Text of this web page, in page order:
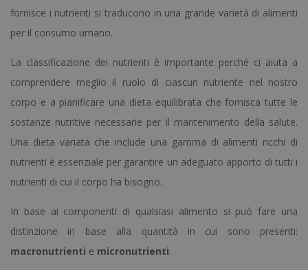
fornisce i nutrienti si traducono in una grande varietà di alimenti
per il consumo umano.
La classificazione dei nutrienti è importante perché ci aiuta a
comprendere meglio il ruolo di ciascun nutriente nel nostro
corpo e a pianificare una dieta equilibrata che fornisca tutte le
sostanze nutritive necessarie per il mantenimento della salute.
Una dieta variata che include una gamma di alimenti ricchi di
nutrienti è essenziale per garantire un adeguato apporto di tutti i
nutrienti di cui il corpo ha bisogno.
In base ai componenti di qualsiasi alimento si può fare una
distinzione in base alla quantità in cui sono presenti:
macronutrienti e micronutrienti.